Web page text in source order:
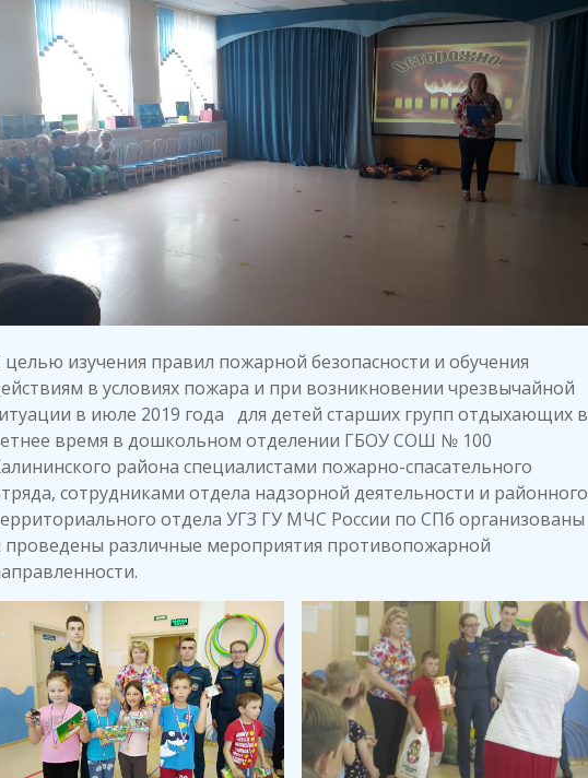
целью изучения правил пожарной безопасности и обучения
в условиях пожара и при возникновении чрезвычайной
в июле 2019 года для детей старших групп отдыхающих в
время в дошкольном отделении ГБОУ СОШ № 100
района специалистами пожарно-спасательного
сотрудниками отдела надзорной деятельности и районного
отдела УГЗ ГУ МЧС России по СПб организованы
проведены различные мероприятия противопожарной